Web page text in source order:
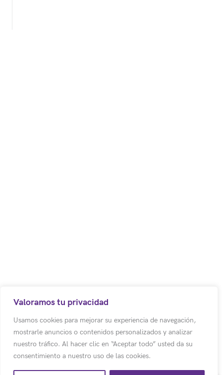
Valoramos tu privacidad
Usamos cookies para mejorar su experiencia de navegación,
mostrarle anuncios o contenidos personalizados y analizar
nuestro tráfico. Al hacer clic en “Aceptar todo” usted da su
consentimiento a nuestro uso de las cookies.
(+57) (601) 617 5070 Ext 1011
(+57) 318 500 3803